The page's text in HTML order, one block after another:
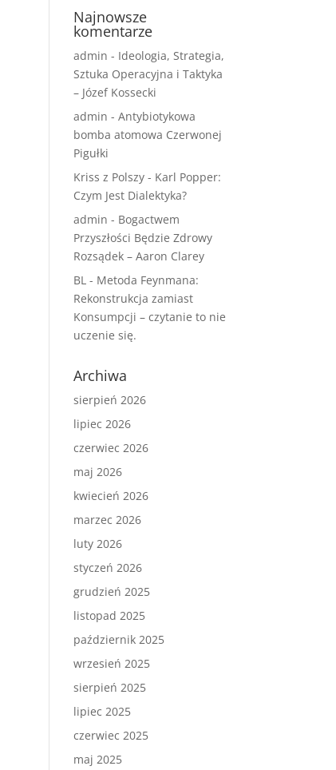
Najnowsze
komentarze
admin - Ideologia, Strategia,
Sztuka Operacyjna i Taktyka
– Józef Kossecki
admin -Antybiotykowa
bomba atomowa Czerwonej
Pigułki
Kriss z Polszy - Karl Popper:
Czym Jest Dialektyka?
admin - Bogactwem
Przyszłości Będzie Zdrowy
Rozsądek – Aaron Clarey
BL - Metoda Feynmana:
Rekonstrukcja zamiast
Konsumpcji – czytanie to nie
uczenie się.
Archiwa
sierpień 2026
lipiec 2026
czerwiec 2026
maj 2026
kwiecień 2026
marzec 2026
luty 2026
styczeń 2026
grudzień 2025
listopad 2025
październik 2025
wrzesień 2025
sierpień 2025
lipiec 2025
czerwiec 2025
maj 2025